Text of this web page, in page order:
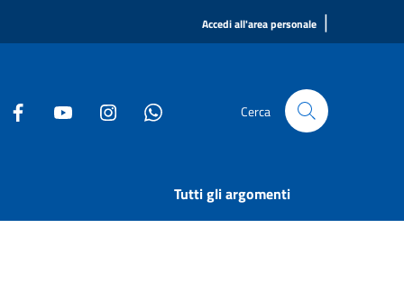
Accedi all'area personale |
Cerca
Tutti gli argomenti